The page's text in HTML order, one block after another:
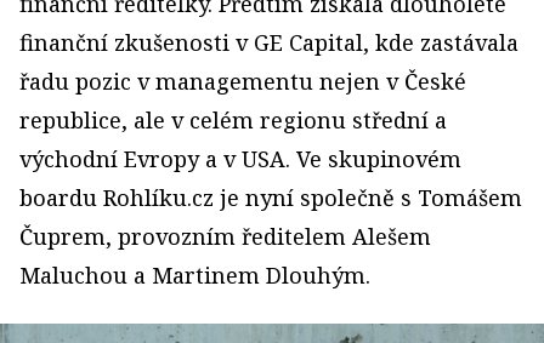
finanční zkušenosti v GE Capital, kde zastávala
řadu pozic v managementu nejen v České
republice, ale v celém regionu střední a
východní Evropy a v USA. Ve skupinovém
boardu Rohlíku.cz je nyní společně s Tomášem
Čuprem, provozním ředitelem Alešem
Maluchou a Martinem Dlouhým.